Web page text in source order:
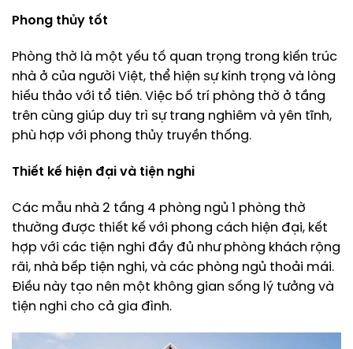
Phong thủy tốt
Phòng thờ là một yếu tố quan trọng trong kiến trúc
nhà ở của người Việt, thể hiện sự kính trọng và lòng
hiếu thảo với tổ tiên. Việc bố trí phòng thờ ở tầng
trên cùng giúp duy trì sự trang nghiêm và yên tĩnh,
phù hợp với phong thủy truyền thống.
Thiết kế hiện đại và tiện nghi
Các mẫu nhà 2 tầng 4 phòng ngủ 1 phòng thờ
thường được thiết kế với phong cách hiện đại, kết
hợp với các tiện nghi đầy đủ như phòng khách rộng
rãi, nhà bếp tiện nghi, và các phòng ngủ thoải mái.
Điều này tạo nên một không gian sống lý tưởng và
tiện nghi cho cả gia đình.